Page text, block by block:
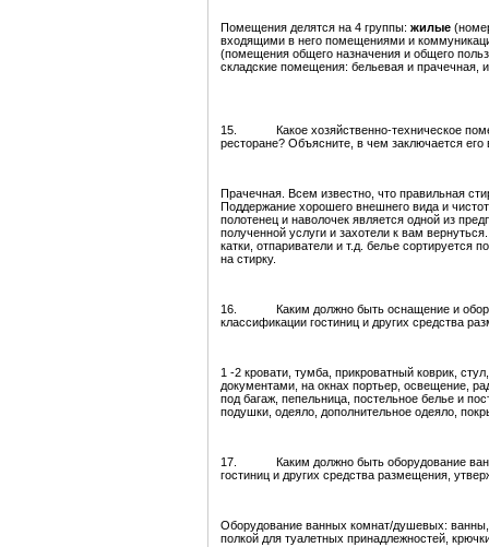
Помещения делятся на 4 группы: жилые
входящими в него помещениями и
(помещения общего назначения и общего
складские помещения: бельевая и прачечная,
15. Какое хозяйственно-техническое
ресторане? Объясните, в чем заключается
Прачечная. Всем известно, что правильная
Поддержание хорошего внешнего вида и
полотенец и наволочек является одной из
полученной услуги и захотели к вам
катки, отпариватели и т.д. белье сортируется
на стирку.
16. Каким должно быть оснащение и
классификации гостиниц и других средства
1 -2 кровати, тумба, прикроватный коврик,
документами, на окнах портьер, освещение,
под багаж, пепельница, постельное белье и
подушки, одеяло, дополнительное одеяло,
17. Каким должно быть оборудование
гостиниц и других средства размещения,
Оборудование ванных комнат/душевых:
полкой для туалетных принадлежностей,